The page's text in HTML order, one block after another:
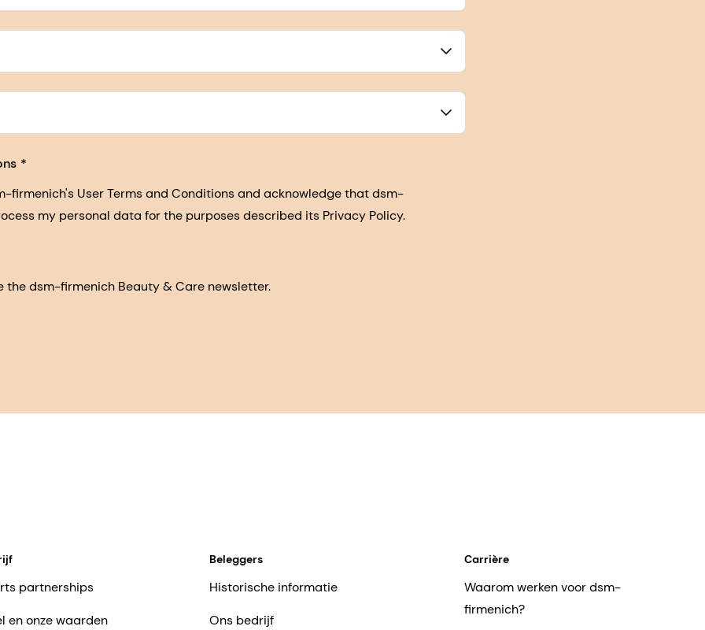
San Francisco, California, US
firmenich's User Terms and Conditions and acknowledge that dsm-
my personal data for the purposes described its Privacy Policy.
the dsm-firmenich Beauty & Care newsletter.
partnerships
en onze waarden
Beleggers
Historische informatie
Ons bedrijf
Carrière
Waarom werken voor dsm-
firmenich?